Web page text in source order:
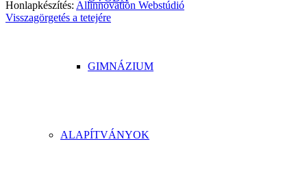
GIMNÁZIUM
ALAPÍTVÁNYOK
Honlapkészítés: Allinnovation Webstúdió
Visszagörgetés a tetejére